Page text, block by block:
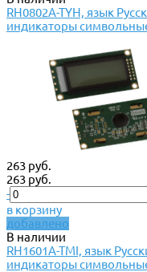
RH0802A-TYH, язык
индикаторы
263 руб.
263 руб.
-
в корзину
добавлено
В наличии
RH1601A-TMI, язык
индикаторы